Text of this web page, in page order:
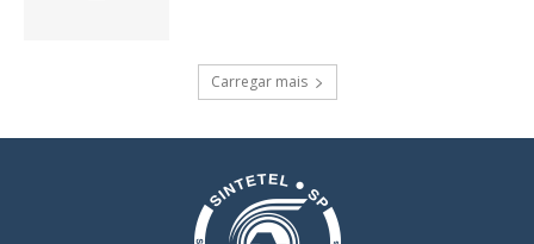
Carregar mais